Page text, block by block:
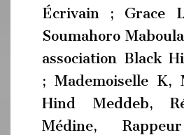
Écrivain ; Grace
Soumahoro
association Black
; Mademoiselle K,
Hind Meddeb,
Médine,